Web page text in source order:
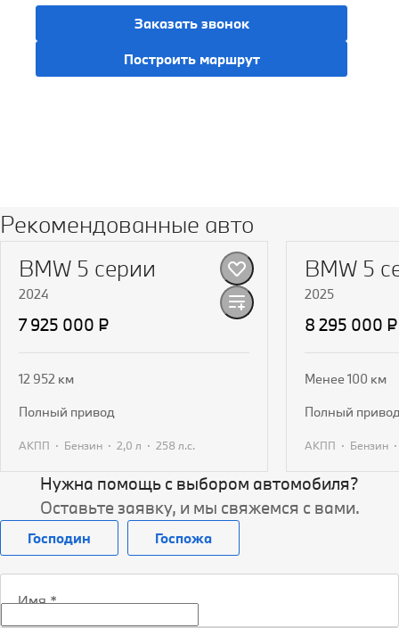
Заказать звонок
Построить маршрут
Рекомендованные авто
BMW 5 серии
2024
7 925 000 ₽
12 952 км
полный привод
АКПП · Бензин · 2,0 л · 258 л.с.
Получить предложение
BMW 5
2025
8 295 000 ₽
Менее 100 км
полный
АКПП · Бензин
Нужна помощь с выбором автомобиля?
Оставьте заявку, и мы свяжемся с вами.
Господин Госпожа
Имя*